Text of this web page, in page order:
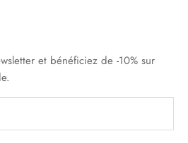
et bénéficiez de -10% sur